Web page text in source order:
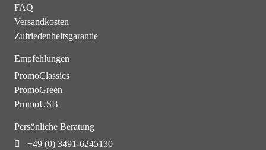
FAQ
Versandkosten
Zufriedenheitsgarantie
Empfehlungen
PromoClassics
PromoGreen
PromoUSB
Persönliche Beratung
+49 (0) 3491-6245130